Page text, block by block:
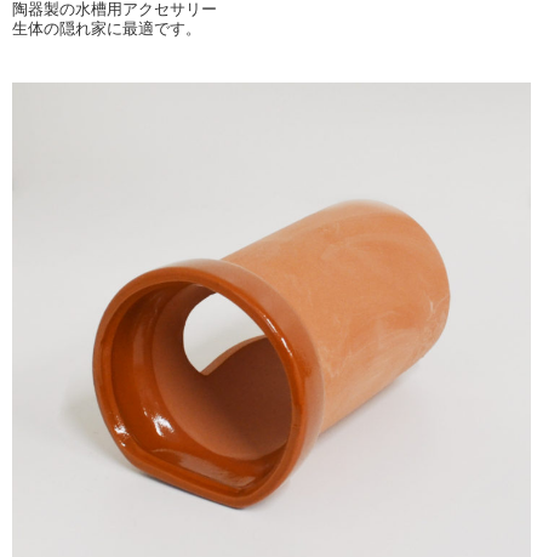
陶器製の水槽用アクセサリー
生体の隠れ家に最適です。